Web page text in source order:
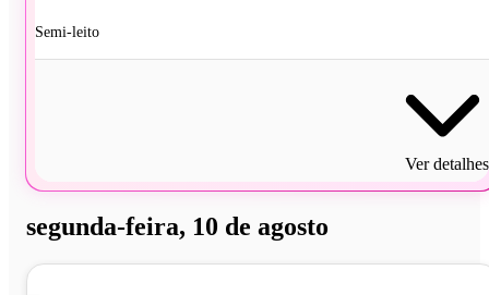
Semi-leito
Ver detalhes
segunda-feira, 10 de agosto